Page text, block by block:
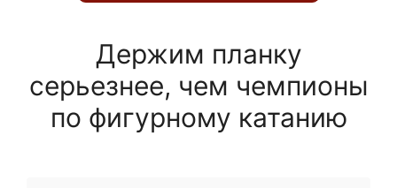
Держим планку
серьезнее, чем чемпионы
по фигурному катанию